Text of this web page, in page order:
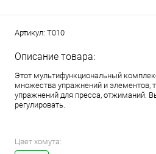
Артикул: Т010
Описание товара:
Этот мультифункциональный
множества упражнений и элементов,
упражнений для пресса, отжиманий.
регулировать.
Цвет хомута: